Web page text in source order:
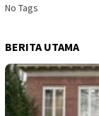
No Tags
BERITA UTAMA